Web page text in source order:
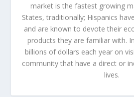
market is the fastest growing
States, traditionally; Hispanics
and are known to devote their
products they are familiar with.
billions of dollars each year on
community that have a direct or
lives.